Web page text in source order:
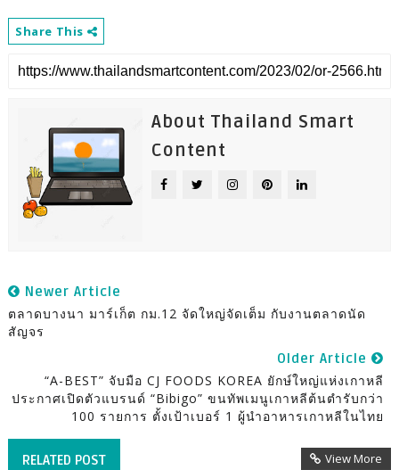
Share This
About Thailand Smart
Content
Newer Article
ตลาดบางนา มาร์เก็ต กม.12 จัดใหญ่จัดเต็ม กับงานตลาดนัด
สัญจร
Older Article
“A-BEST” จับมือ CJ FOODS KOREA ยักษ์ใหญ่แห่งเกาหลี
ประกาศเปิดตัวแบรนด์ “bibigo” ขนทัพเมนูเกาหลีต้นตำรับกว่า
100 รายการ ตั้งเป้าเบอร์ 1 ผู้นำอาหารเกาหลีในไทย
RELATED POST View More